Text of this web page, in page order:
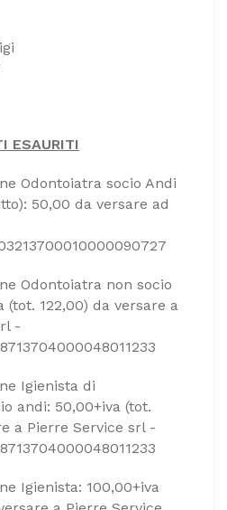
ESAURITI
Odontoiatra socio Andi
50,00 da versare ad
Odontoiatra non socio
(tot. 122,00) da versare a
-
Igienista di
andi: 50,00+iva (tot.
a Pierre Service srl -
Igienista: 100,00+iva